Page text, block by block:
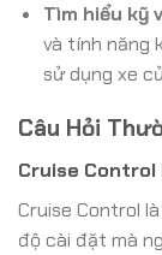
Tìm hiểu kỹ
và tính năng
sử dụng xe
Câu Hỏi
Cruise Control
Cruise Control
độ cài đặt mà